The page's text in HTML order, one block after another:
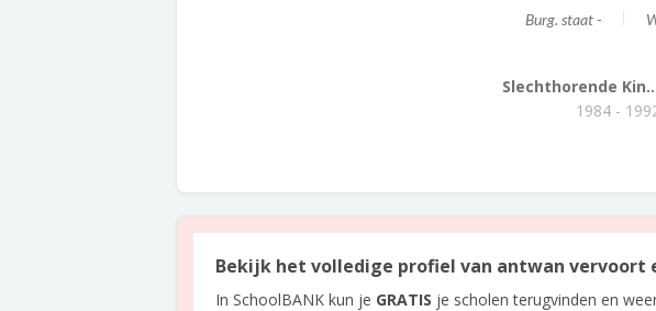
Burg. staat -
Slechthorende
1984 -
Bekijk het volledige profiel van antwan vervoort
In SchoolBANK kun je GRATIS je scholen terugvinden en